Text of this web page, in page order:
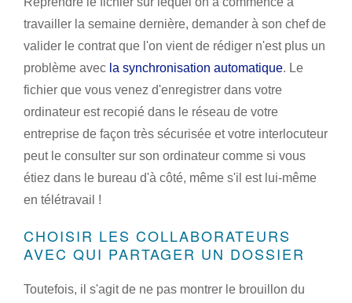
travailler la semaine dernière, demander à son chef de
valider le contrat que l'on vient de rédiger n'est plus un
problème avec la synchronisation automatique. Le
fichier que vous venez d'enregistrer dans votre
ordinateur est recopié dans le réseau de votre
entreprise de façon très sécurisée et votre interlocuteur
peut le consulter sur son ordinateur comme si vous
étiez dans le bureau d'à côté, même s'il est lui-même
en télétravail !
CHOISIR LES COLLABORATEURS
AVEC QUI PARTAGER UN DOSSIER
Toutefois, il s'agit de ne pas montrer le brouillon du